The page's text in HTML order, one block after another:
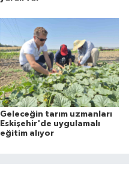
Geleceğin tarım uzmanları
Eskişehir'de uygulamalı
eğitim alıyor